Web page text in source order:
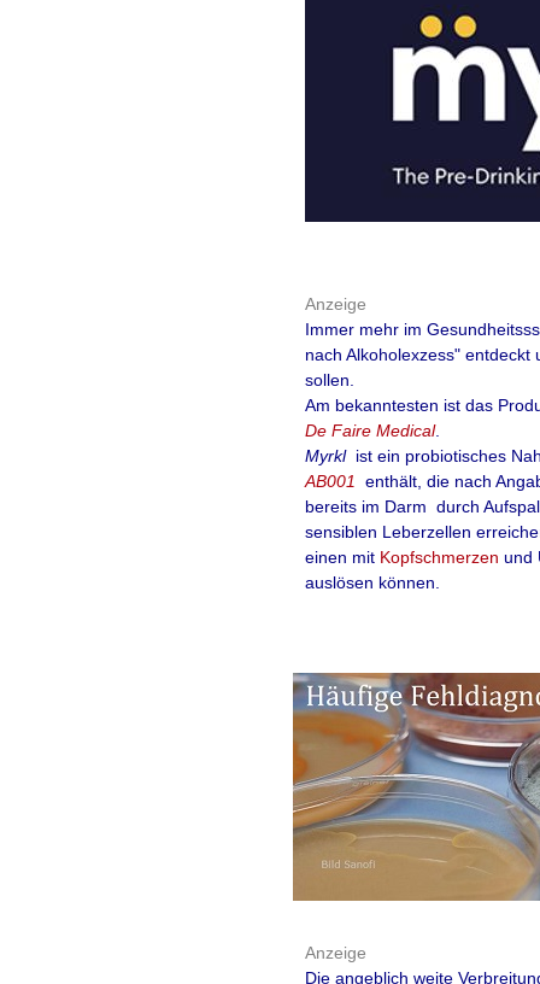
Anzeige
Immer mehr im
nach Alkoholexzess"
sollen.
Am bekanntesten ist das
De Faire Medical.
Myrkl ist ein probiotisches
AB001
enthält, die nach
bereits im Darm durch
sensiblen Leberzellen
einen mit Kopfschmerzen und
auslösen können.
Anzeige
Die angeblich weite